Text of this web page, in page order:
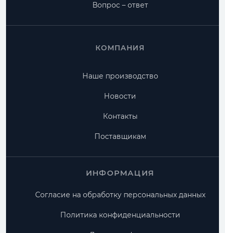
Вопрос – ответ
КОМПАНИЯ
Наше производство
Новости
Контакты
Поставщикам
ИНФОРМАЦИЯ
Согласие на обработку персональных данных
Политика конфиденциальности